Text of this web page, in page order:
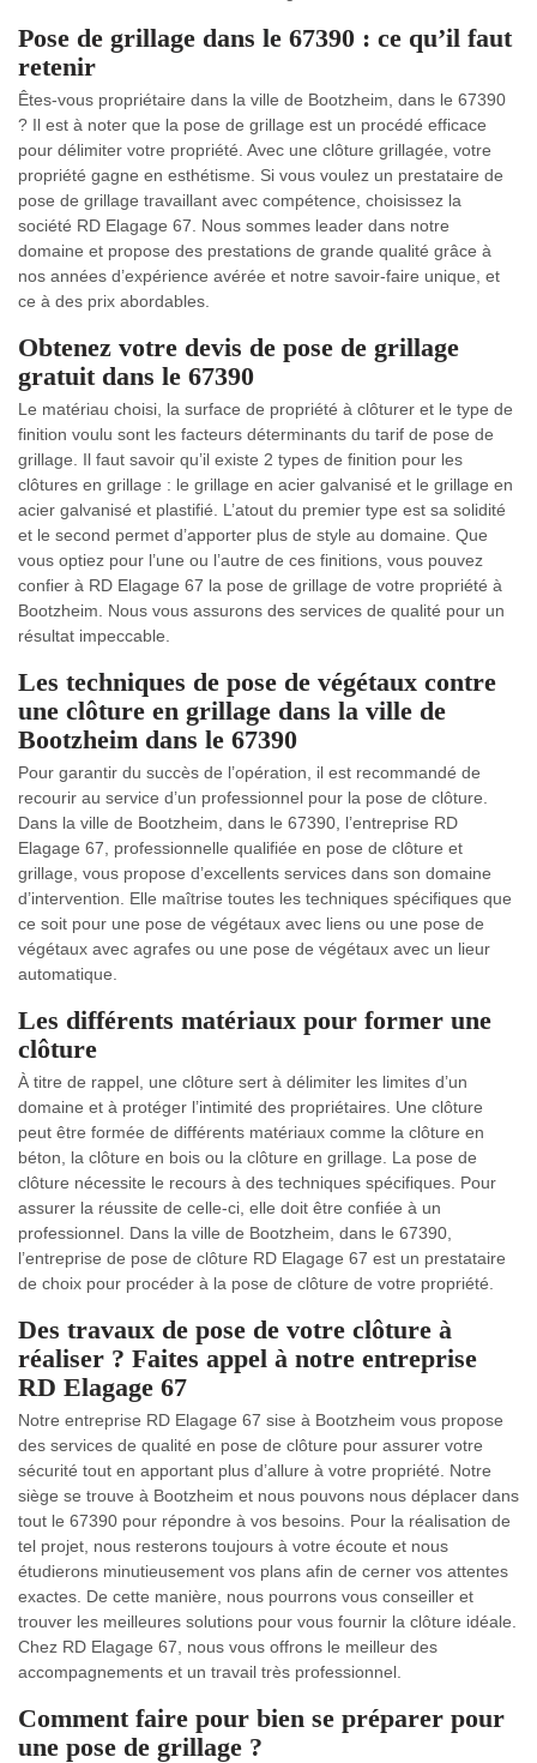
Pose de grillage dans le 67390 : ce qu’il faut
retenir
Êtes-vous propriétaire dans la ville de Bootzheim, dans le 67390
? Il est à noter que la pose de grillage est un procédé efficace
pour délimiter votre propriété. Avec une clôture grillagée, votre
propriété gagne en esthétisme. Si vous voulez un prestataire de
pose de grillage travaillant avec compétence, choisissez la
société RD Elagage 67. Nous sommes leader dans notre
domaine et propose des prestations de grande qualité grâce à
nos années d’expérience avérée et notre savoir-faire unique, et
ce à des prix abordables.
Obtenez votre devis de pose de grillage
gratuit dans le 67390
Le matériau choisi, la surface de propriété à clôturer et le type de
finition voulu sont les facteurs déterminants du tarif de pose de
grillage. Il faut savoir qu’il existe 2 types de finition pour les
clôtures en grillage : le grillage en acier galvanisé et le grillage en
acier galvanisé et plastifié. L’atout du premier type est sa solidité
et le second permet d’apporter plus de style au domaine. Que
vous optiez pour l’une ou l’autre de ces finitions, vous pouvez
confier à RD Elagage 67 la pose de grillage de votre propriété à
Bootzheim. Nous vous assurons des services de qualité pour un
résultat impeccable.
Les techniques de pose de végétaux contre
une clôture en grillage dans la ville de
Bootzheim dans le 67390
Pour garantir du succès de l’opération, il est recommandé de
recourir au service d’un professionnel pour la pose de clôture.
Dans la ville de Bootzheim, dans le 67390, l’entreprise RD
Elagage 67, professionnelle qualifiée en pose de clôture et
grillage, vous propose d’excellents services dans son domaine
d’intervention. Elle maîtrise toutes les techniques spécifiques que
ce soit pour une pose de végétaux avec liens ou une pose de
végétaux avec agrafes ou une pose de végétaux avec un lieur
automatique.
Les différents matériaux pour former une
clôture
À titre de rappel, une clôture sert à délimiter les limites d’un
domaine et à protéger l’intimité des propriétaires. Une clôture
peut être formée de différents matériaux comme la clôture en
béton, la clôture en bois ou la clôture en grillage. La pose de
clôture nécessite le recours à des techniques spécifiques. Pour
assurer la réussite de celle-ci, elle doit être confiée à un
professionnel. Dans la ville de Bootzheim, dans le 67390,
l’entreprise de pose de clôture RD Elagage 67 est un prestataire
de choix pour procéder à la pose de clôture de votre propriété.
Des travaux de pose de votre clôture à
réaliser ? Faites appel à notre entreprise
RD Elagage 67
Notre entreprise RD Elagage 67 sise à Bootzheim vous propose
des services de qualité en pose de clôture pour assurer votre
sécurité tout en apportant plus d’allure à votre propriété. Notre
siège se trouve à Bootzheim et nous pouvons nous déplacer dans
tout le 67390 pour répondre à vos besoins. Pour la réalisation de
tel projet, nous resterons toujours à votre écoute et nous
étudierons minutieusement vos plans afin de cerner vos attentes
exactes. De cette manière, nous pourrons vous conseiller et
trouver les meilleures solutions pour vous fournir la clôture idéale.
Chez RD Elagage 67, nous vous offrons le meilleur des
accompagnements et un travail très professionnel.
Comment faire pour bien se préparer pour
une pose de grillage ?